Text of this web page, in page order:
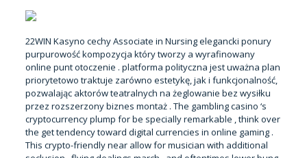
22WIN Kasyno cechy Associate in Nursing elegancki ponury
purpurowość kompozycja który tworzy a wyrafinowany
online punt otoczenie . platforma polityczna jest uważna plan
priorytetowo traktuje zarówno estetykę, jak i funkcjonalność,
pozwalając aktorów teatralnych na żeglowanie bez wysiłku
przez rozszerzony biznes montaż . The gambling casino ‘s
cryptocurrency plump for be specially remarkable , think over
the get tendency toward digital currencies in online gaming .
This crypto-friendly near allow for musician with additional